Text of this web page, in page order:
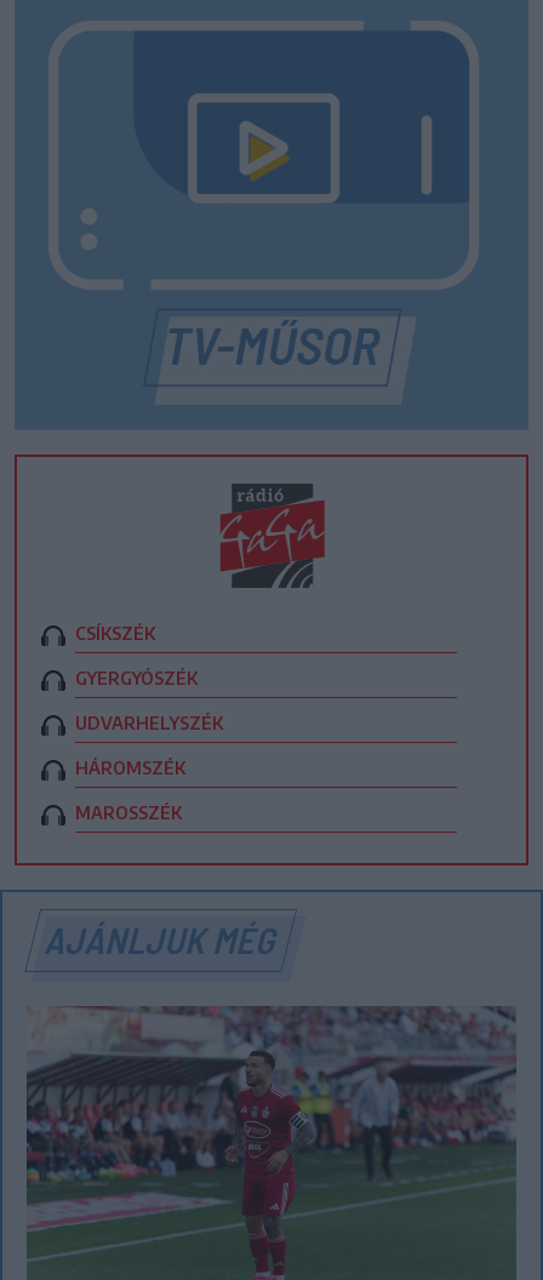
CSÍKSZÉK
GYERGYÓSZÉK
UDVARHELYSZÉK
HÁROMSZÉK
MAROSSZÉK
AJÁNLJUK MÉG